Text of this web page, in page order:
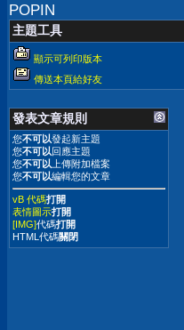
POPIN
主題工具
顯示可列印版本
傳送本頁給好友
發表文章規則
您不可以發起新主題
您不可以回應主題
您不可以 上傳附加檔案
您不可以編輯您的文章
vB 代碼打開
表情圖示打開
[IMG]代碼打開
HTML代碼關閉